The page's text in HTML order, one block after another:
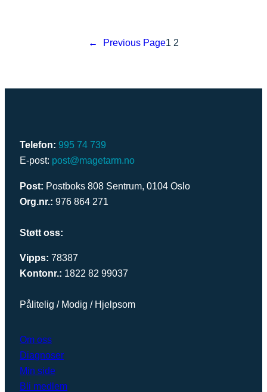
← Previous Page1 2
Telefon: 995 74 739
E-post: post@magetarm.no
Post: Postboks 808 Sentrum, 0104 Oslo
Org.nr.:976 864 271
Støtt oss:
Vipps: 78387
Kontonr.: 1822 82 99037
Pålitelig / Modig / Hjelpsom
Om oss
Diagnoser
Min side
Bli medlem